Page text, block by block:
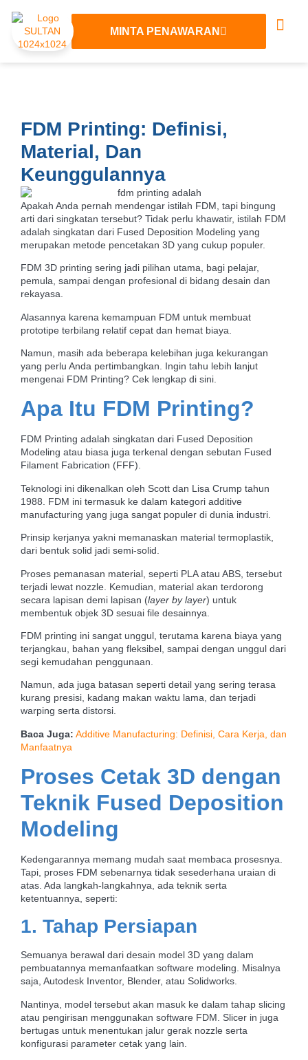
MINTA PENAWARAN
FDM Printing: Definisi,
Material, Dan
Keunggulannya
Apakah Anda pernah mendengar istilah FDM, tapi bingung
arti dari singkatan tersebut? Tidak perlu khawatir, istilah FDM
adalah singkatan dari Fused Deposition Modeling yang
merupakan metode pencetakan 3D yang cukup populer.
FDM 3D printing sering jadi pilihan utama, bagi pelajar,
pemula, sampai dengan profesional di bidang desain dan
rekayasa.
Alasannya karena kemampuan FDM untuk membuat
prototipe terbilang relatif cepat dan hemat biaya.
Namun, masih ada beberapa kelebihan juga kekurangan
yang perlu Anda pertimbangkan. Ingin tahu lebih lanjut
mengenai FDM Printing? Cek lengkap di sini.
Apa Itu FDM Printing?
FDM Printing adalah singkatan dari Fused Deposition
Modeling atau biasa juga terkenal dengan sebutan Fused
Filament Fabrication (FFF).
Teknologi ini dikenalkan oleh Scott dan Lisa Crump tahun
1988. FDM ini termasuk ke dalam kategori additive
manufacturing yang juga sangat populer di dunia industri.
Prinsip kerjanya yakni memanaskan material termoplastik,
dari bentuk solid jadi semi-solid.
Proses pemanasan material, seperti PLA atau ABS, tersebut
terjadi lewat nozzle. Kemudian, material akan terdorong
secara lapisan demi lapisan (layer by layer) untuk
membentuk objek 3D sesuai file desainnya.
FDM printing ini sangat unggul, terutama karena biaya yang
terjangkau, bahan yang fleksibel, sampai dengan unggul dari
segi kemudahan penggunaan.
Namun, ada juga batasan seperti detail yang sering terasa
kurang presisi, kadang makan waktu lama, dan terjadi
warping serta distorsi.
Baca Juga: Additive Manufacturing: Definisi, Cara Kerja, dan
Manfaatnya
Proses Cetak 3D dengan
Teknik Fused Deposition
Modeling
Kedengarannya memang mudah saat membaca prosesnya.
Tapi, proses FDM sebenarnya tidak sesederhana uraian di
atas. Ada langkah-langkahnya, ada teknik serta
ketentuannya, seperti:
1. Tahap Persiapan
Semuanya berawal dari desain model 3D yang dalam
pembuatannya memanfaatkan software modeling. Misalnya
saja, Autodesk Inventor, Blender, atau Solidworks.
Nantinya, model tersebut akan masuk ke dalam tahap slicing
atau pengirisan menggunakan software FDM. Slicer in juga
bertugas untuk menentukan jalur gerak nozzle serta
konfigurasi parameter cetak yang lain.